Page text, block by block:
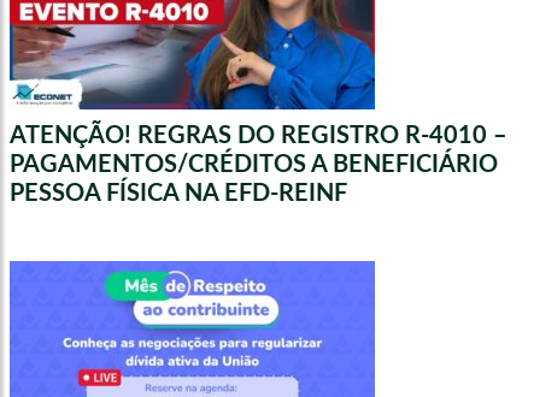
ATENÇÃO! REGRAS DO REGISTRO R-4010 –
PAGAMENTOS/CRÉDITOS A BENEFICIÁRIO
PESSOA FÍSICA NA EFD-REINF